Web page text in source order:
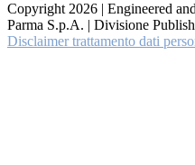
Copyright 2026 | Engineered
Parma S.p.A. | Divisione
Disclaimer trattamento dati